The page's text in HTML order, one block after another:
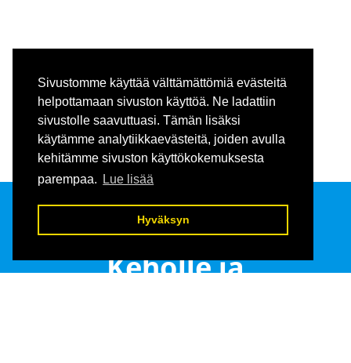
Sivustomme käyttää välttämättömiä evästeitä
helpottamaan sivuston käyttöä. Ne ladattiin
sivustolle saavuttuasi. Tämän lisäksi
käytämme analytiikkaevästeitä, joiden avulla
kehitämme sivuston käyttökokemuksesta
parempaa.
Lue lisää
Hyväksyn
Sirpukka
Keholle ja